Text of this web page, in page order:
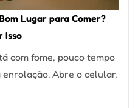
em
São
Lugar para Comer?
Isso
com fome, pouco tempo
Abre o celular,